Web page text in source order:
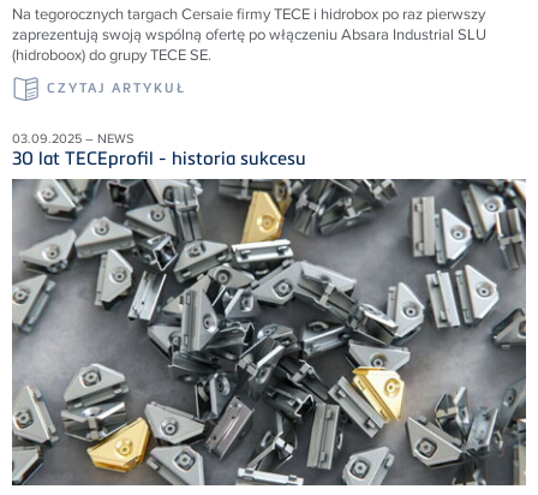
Na tegorocznych targach Cersaie firmy TECE i hidrobox po raz pierwszy
zaprezentują swoją wspólną ofertę po włączeniu Absara Industrial SLU
(hidroboox) do grupy TECE SE.
CZYTAJ ARTYKUŁ
03.09.2025 – NEWS
30 lat TECEprofil - historia sukcesu